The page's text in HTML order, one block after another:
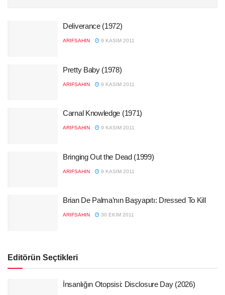
Deliverance (1972)
ARIFSAHIN 9 KASIM 2011
Pretty Baby (1978)
ARIFSAHIN 9 KASIM 2011
Carnal Knowledge (1971)
ARIFSAHIN 9 KASIM 2011
Bringing Out the Dead (1999)
ARIFSAHIN 9 KASIM 2011
Brian De Palma’nın Başyapıtı: Dressed To Kill
ARIFSAHIN 30 EKIM 2011
Editörün Seçtikleri
İnsanlığın Otopsisi: Disclosure Day (2026)